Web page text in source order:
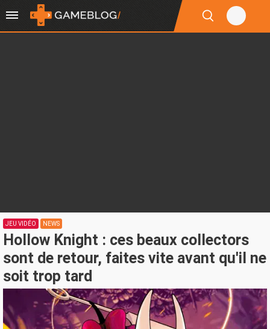
JEU VIDÉO NEWS
Hollow Knight : ces beaux collectors
sont de retour, faites vite avant qu'il ne
soit trop tard